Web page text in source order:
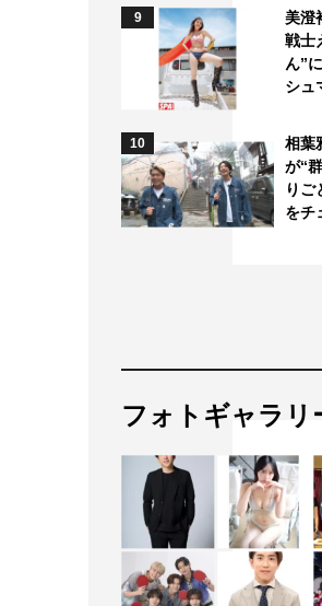
9
美澄
戦士
ん”
シュ
10
相葉
が“
りご
をチ
フォトギャラリ